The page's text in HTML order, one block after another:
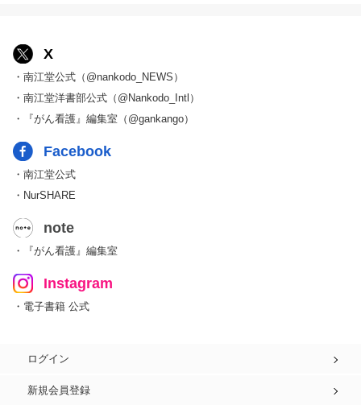
X
・南江堂公式（@nankodo_NEWS）
・南江堂洋書部公式（@Nankodo_Intl）
・『がん看護』編集室（@gankango）
Facebook
・南江堂公式
・NurSHARE
note
・『がん看護』編集室
Instagram
・電子書籍 公式
ログイン
新規会員登録